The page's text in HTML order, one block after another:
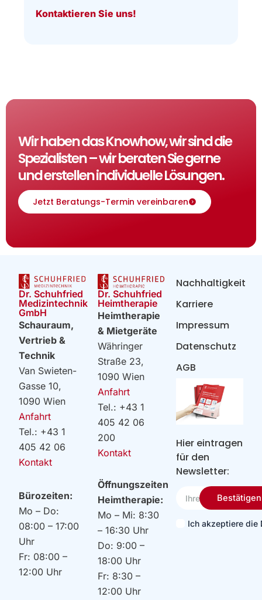
Kontaktieren Sie uns!
Wir haben das Knowhow, wir sind die
Spezialisten – wir beraten Sie gerne
und erstellen individuelle Lösungen.
Jetzt Beratungs-Termin vereinbaren
Dr. Schuhfried
Medizintechnik
GmbH
Schauraum,
Vertrieb &
Technik
Van Swieten-
Gasse 10,
1090 Wien
Anfahrt
Tel.: +43 1
405 42 06
Kontakt
Bürozeiten:
Mo – Do:
08:00 – 17:00
Uhr
Fr: 08:00 –
12:00 Uhr
Dr. Schuhfried
Heimtherapie
Heimtherapie
& Mietgeräte
Währinger
Straße 23,
1090 Wien
Anfahrt
Tel.: +43 1
405 42 06
200
Kontakt
Öffnungszeiten
Heimtherapie:
Mo – Mi: 8:30
– 16:30 Uhr
Do: 9:00 –
18:00 Uhr
Fr: 8:30 –
12:00 Uhr
Hier eintragen
für den
Newsletter:
Email
Ich akzeptiere die
Bestätigen
Nachhaltigkeit
Karriere
Impressum
Datenschutz
AGB